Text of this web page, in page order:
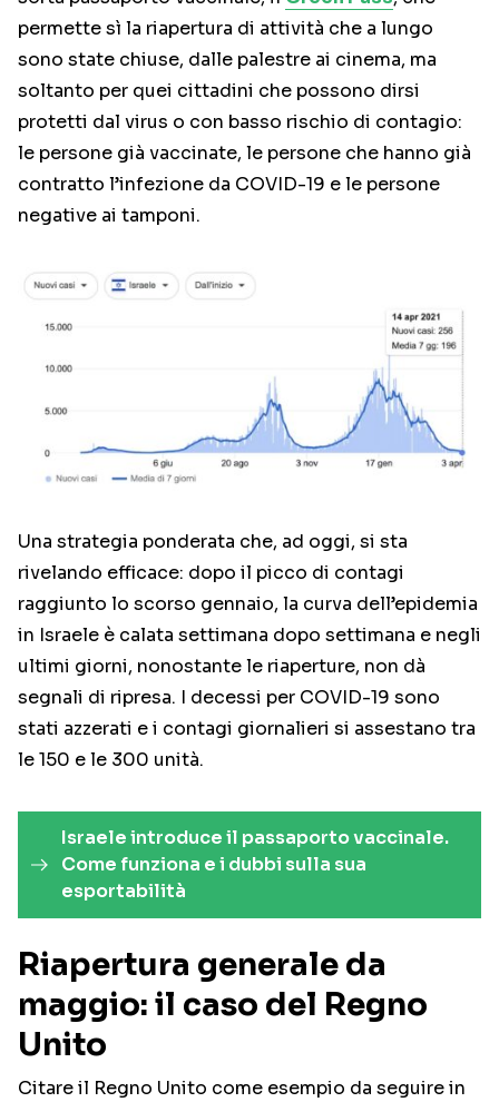
permette sì la riapertura di attività che a lungo
sono state chiuse, dalle palestre ai cinema, ma
soltanto per quei cittadini che possono dirsi
protetti dal virus o con basso rischio di contagio:
le persone già vaccinate, le persone che hanno già
contratto l’infezione da COVID-19 e le persone
negative ai tamponi.
Una strategia ponderata che, ad oggi, si sta
rivelando efficace: dopo il picco di contagi
raggiunto lo scorso gennaio, la curva dell’epidemia
in Israele è calata settimana dopo settimana e negli
ultimi giorni, nonostante le riaperture, non dà
segnali di ripresa. I decessi per COVID-19 sono
stati azzerati e i contagi giornalieri si assestano tra
le 150 e le 300 unità.
Israele introduce il passaporto vaccinale.
Come funziona e i dubbi sulla sua
esportabilità
Riapertura generale da
maggio: il caso del Regno
Unito
Citare il Regno Unito come esempio da seguire in